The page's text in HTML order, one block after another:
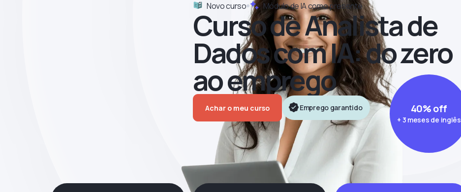
Novo curso Módulo de IA como presente
Curso de Analista de
Dados com IA‍: do zero
ao emprego
Achar o meu curso Emprego garantido 40% off
+ 3 meses de inglês